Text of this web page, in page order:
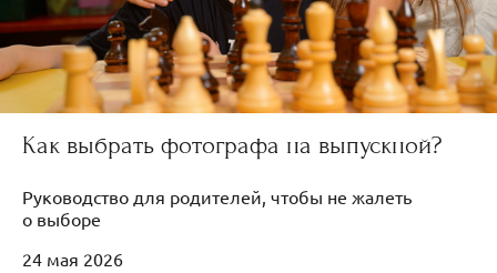
Как выбрать фотографа на выпускной?
Руководство для родителей, чтобы не жалеть
о выборе
24 мая 2026